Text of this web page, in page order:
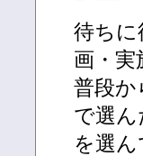
待ちに
画・実
普段
で選
を選